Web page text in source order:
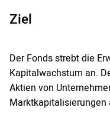
Ziel
Der Fonds strebt die
Kapitalwachstum an.
Aktien von
Marktkapitalisierungen